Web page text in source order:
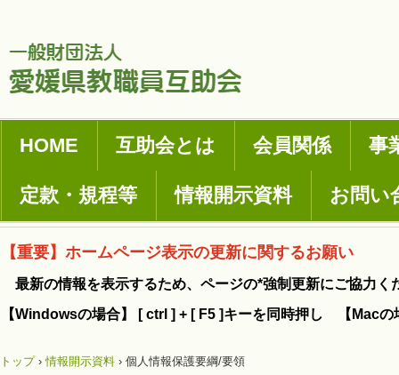
HOME 互助会とは 会員関係 事
定款・規程等 情報開示資料 お問い
【重要】ホームページ表示の更新に関するお願い
最新の情報を表示するため、ページの*強制更新にご協力く
【Windowsの場合】 [ ctrl ] + [ F5 ]キーを同時押し 【Mac
トップ › 情報開示資料 › 個人情報保護要綱/要領